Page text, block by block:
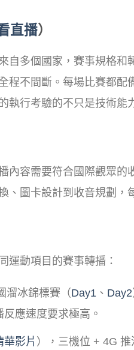
直播）
自多個國家，賽事規格和
程不間斷。每場比賽都配
執行考驗的不只是技術能
內容需要符合國際觀眾
、圖卡設計到收音規劃，
運動項目的賽事轉播：
溜冰錦標賽（Day1 、 Day2
應速度要求極高。
華影片 ），三機位 + 4G